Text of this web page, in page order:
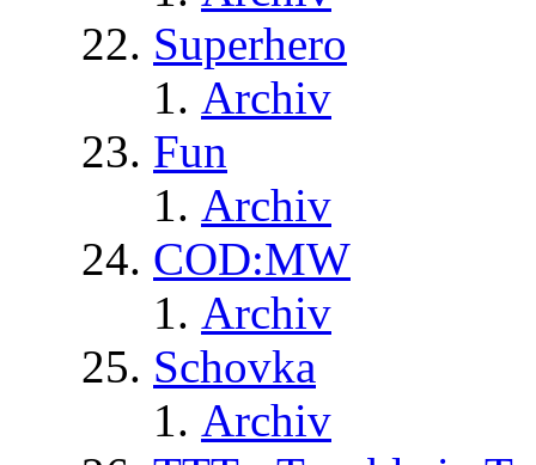
Superhero
Archiv
Fun
Archiv
COD:MW
Archiv
Schovka
Archiv